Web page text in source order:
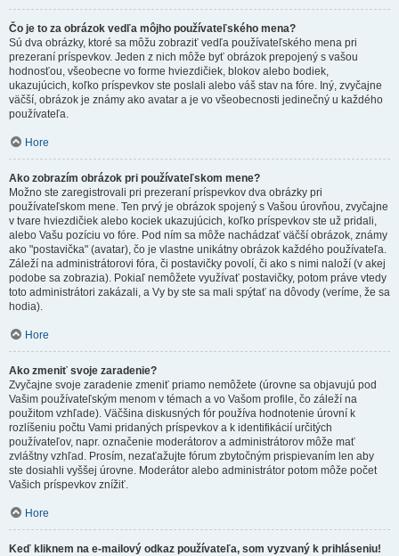
Čo je to za obrázok vedľa môjho používateľského mena?
Sú dva obrázky, ktoré sa môžu zobraziť vedľa používateľského mena pri
prezeraní príspevkov. Jeden z nich môže byť obrázok prepojený s vašou
hodnosťou, všeobecne vo forme hviezdičiek, blokov alebo bodiek,
ukazujúcich, koľko príspevkov ste poslali alebo váš stav na fóre. Iný, zvyčajne
väčší, obrázok je známy ako avatar a je vo všeobecnosti jedinečný u každého
používateľa.
Hore
Ako zobrazím obrázok pri používateľskom mene?
Možno ste zaregistrovali pri prezeraní príspevkov dva obrázky pri
používateľskom mene. Ten prvý je obrázok spojený s Vašou úrovňou, zvyčajne
v tvare hviezdičiek alebo kociek ukazujúcich, koľko príspevkov ste už pridali,
alebo Vašu pozíciu vo fóre. Pod ním sa môže nachádzať väčší obrázok, známy
ako "postavička" (avatar), čo je vlastne unikátny obrázok každého používateľa.
Záleží na administrátorovi fóra, či postavičky povolí, či ako s nimi naloží (v akej
podobe sa zobrazia). Pokiaľ nemôžete využívať postavičky, potom práve vtedy
toto administrátori zakázali, a Vy by ste sa mali spýtať na dôvody (veríme, že sa
hodia).
Hore
Ako zmeniť svoje zaradenie?
Zvyčajne svoje zaradenie zmeniť priamo nemôžete (úrovne sa objavujú pod
Vašim používateľským menom v témach a vo Vašom profile, čo záleží na
použitom vzhľade). Väčšina diskusných fór používa hodnotenie úrovní k
rozlíšeniu počtu Vami pridaných príspevkov a k identifikácií určitých
používateľov, napr. označenie moderátorov a administrátorov môže mať
zvláštny vzhľad. Prosím, nezaťažujte fórum zbytočným prispievaním len aby
ste dosiahli vyššej úrovne. Moderátor alebo administrátor potom môže počet
Vašich príspevkov znížiť.
Hore
Keď kliknem na e-mailový odkaz používateľa, som vyzvaný k prihláseniu!